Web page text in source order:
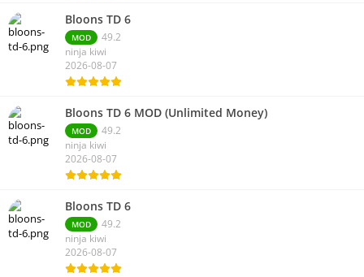
Bloons TD 6
MOD
49.2
ninja kiwi
2026-08-07
Bloons TD 6 MOD (Unlimited Money)
MOD
49.2
ninja kiwi
2026-08-07
Bloons TD 6
MOD
49.2
ninja kiwi
2026-08-07